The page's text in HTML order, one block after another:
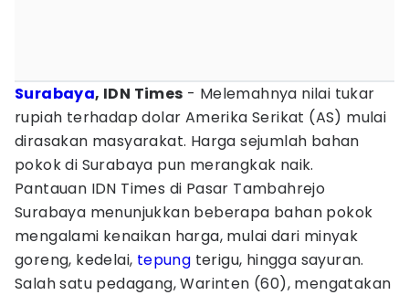
Surabaya, IDN Times - Melemahnya nilai tukar
rupiah terhadap dolar Amerika Serikat (AS) mulai
dirasakan masyarakat. Harga sejumlah bahan
pokok di Surabaya pun merangkak naik.
Pantauan IDN Times di Pasar Tambahrejo
Surabaya menunjukkan beberapa bahan pokok
mengalami kenaikan harga, mulai dari minyak
goreng, kedelai, tepung terigu, hingga sayuran.
Salah satu pedagang, Warinten (60), mengatakan